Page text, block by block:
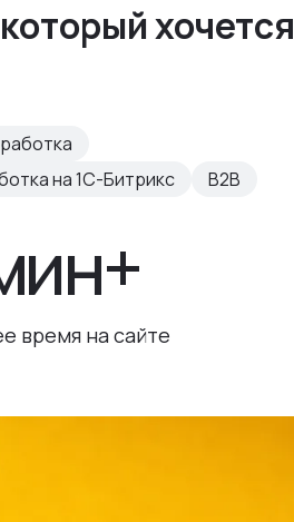
хочется
на 1С-Битрикс B2B
время на сайте